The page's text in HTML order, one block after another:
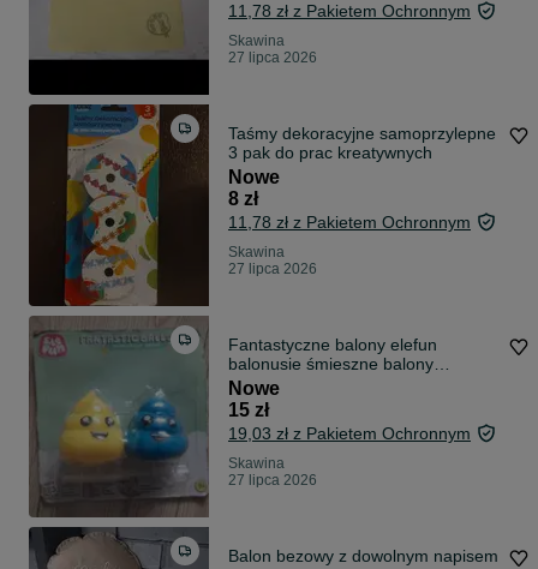
11,78 zł z Pakietem Ochronnym
Skawina
27 lipca 2026
Taśmy dekoracyjne samoprzylepne
3 pak do prac kreatywnych
Nowe
8 zł
11,78 zł z Pakietem Ochronnym
Skawina
27 lipca 2026
Fantastyczne balony elefun
balonusie śmieszne balony
zabawka
Nowe
15 zł
19,03 zł z Pakietem Ochronnym
Skawina
27 lipca 2026
Balon bezowy z dowolnym napisem